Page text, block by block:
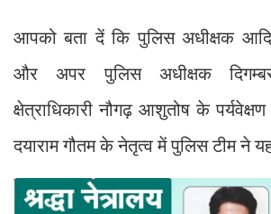
आपको बता दें कि पुलिस अधीक्षक
और अपर पुलिस अधीक्षक
क्षेत्राधिकारी नौगढ़ आशुतोष के पर्यवेक्षण
दयाराम गौतम के नेतृत्व में पुलिस टीम ने यह